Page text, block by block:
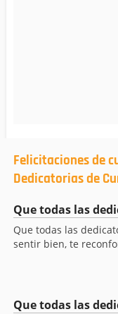
Felicitaciones de
Dedicatorias de
Que todas las
Que todas las
sentir bien, te
Que todas las